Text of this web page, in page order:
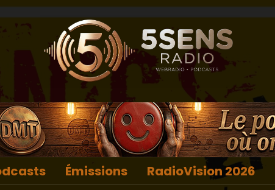
Émissions RadioVision 2026